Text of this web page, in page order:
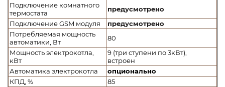
Подключение комнатного
термостата
предусмотрено
Подключение GSM модуля
предусмотрено
Потребляемая мощность
автоматики, Вт
80
Мощность электрокотла,
кВт
9 (три ступени по 3кВт),
встроен
Автоматика электрокотла
опционально
КПД, %
85